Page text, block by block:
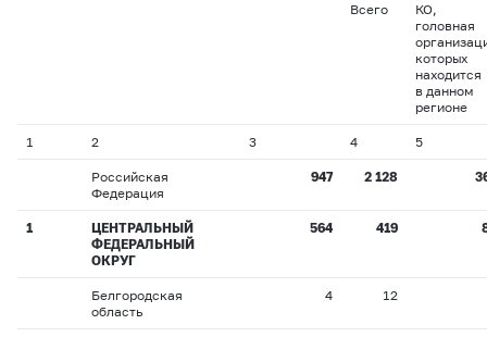
Всего
КО,
головная
которых
находится
в данном
регионе
1 2 3 4 5
Российская
Федерация
947 2 128
1
ЦЕНТРАЛЬНЫЙ
ФЕДЕРАЛЬНЫЙ
ОКРУГ
564 419
Белгородская
область
4 12